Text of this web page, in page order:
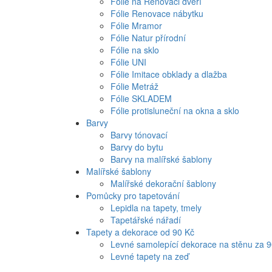
Fólie Renovace nábytku
Fólie Mramor
Fólie Natur přírodní
Fólie na sklo
Fólie UNI
Fólie Imitace obklady a dlažba
Fólie Metráž
Fólie SKLADEM
Fólie protisluneční na okna a sklo
Barvy
Barvy tónovací
Barvy do bytu
Barvy na malířské šablony
Malířské šablony
Malířské dekorační šablony
Pomůcky pro tapetování
Lepidla na tapety, tmely
Tapetářské nářadí
Tapety a dekorace od 90 Kč
Levné samolepící dekorace na stěnu za
Levné tapety na zeď